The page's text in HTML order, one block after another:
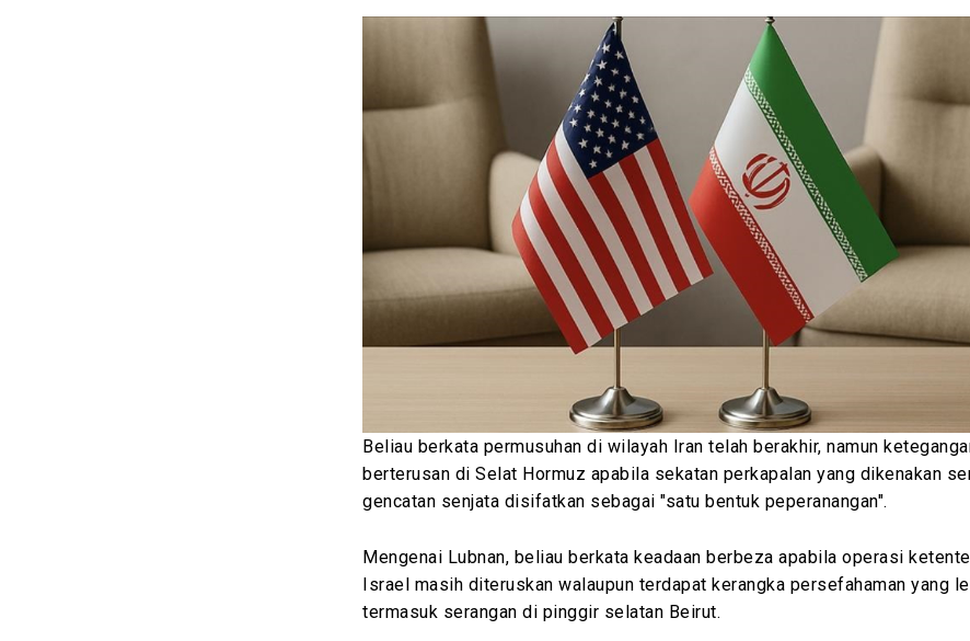
Beliau berkata permusuhan di wilayah Iran telah berakhir, namun
berterusan di Selat Hormuz apabila sekatan perkapalan yang dikenakan
gencatan senjata disifatkan sebagai "satu bentuk peperanangan".
Mengenai Lubnan, beliau berkata keadaan berbeza apabila operasi
Israel masih diteruskan walaupun terdapat kerangka persefahaman yang
termasuk serangan di pinggir selatan Beirut.